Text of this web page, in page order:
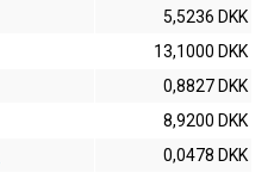
5,5236 DKK
13,1000 DKK
0,8827 DKK
8,9200 DKK
0,0478 DKK